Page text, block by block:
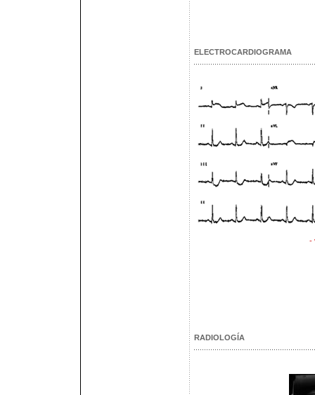
ELECTROCARDIOGRAMA
-
RADIOLOGÍA